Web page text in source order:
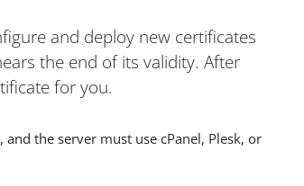
and deploy new certificates
the end of its validity. After
for you.
the server must use cPanel, Plesk, or